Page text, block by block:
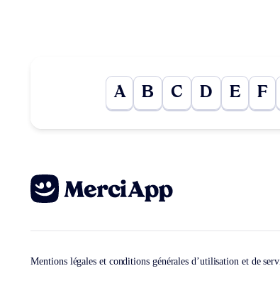
A B C D E F
Mentions légales et conditions générales d’utilisation et de